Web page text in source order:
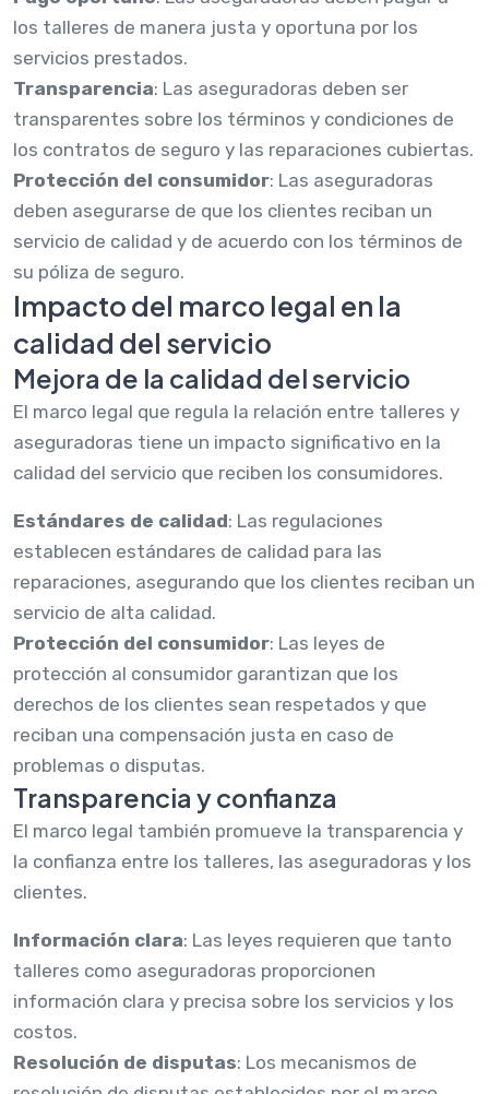
los talleres de manera justa y oportuna por los
servicios prestados.
Transparencia: Las aseguradoras deben ser
transparentes sobre los términos y condiciones de
los contratos de seguro y las reparaciones cubiertas.
Protección del consumidor: Las aseguradoras
deben asegurarse de que los clientes reciban un
servicio de calidad y de acuerdo con los términos de
su póliza de seguro.
Impacto del marco legal en la
calidad del servicio
Mejora de la calidad del servicio
El marco legal que regula la relación entre talleres y
aseguradoras tiene un impacto significativo en la
calidad del servicio que reciben los consumidores.
Estándares de calidad: Las regulaciones
establecen estándares de calidad para las
reparaciones, asegurando que los clientes reciban un
servicio de alta calidad.
Protección del consumidor: Las leyes de
protección al consumidor garantizan que los
derechos de los clientes sean respetados y que
reciban una compensación justa en caso de
problemas o disputas.
Transparencia y confianza
El marco legal también promueve la transparencia y
la confianza entre los talleres, las aseguradoras y los
clientes.
Información clara: Las leyes requieren que tanto
talleres como aseguradoras proporcionen
información clara y precisa sobre los servicios y los
costos.
Resolución de disputas: Los mecanismos de